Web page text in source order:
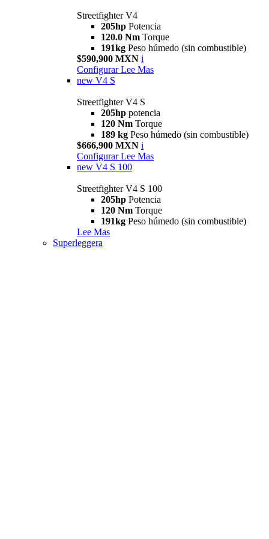
Streetfighter V4
205hp Potencia
120.0 Nm Torque
191kg Peso húmedo (sin combustible)
$590,900 MXN i
Configurar Lee Mas
new V4 S
Streetfighter V4 S
205hp potencia
120 Nm Torque
189 kg Peso húmedo (sin combustible)
$666,900 MXN i
Configurar Lee Mas
new V4 S 100
Streetfighter V4 S 100
205hp Potencia
120 Nm Torque
191kg Peso húmedo (sin combustible)
Lee Mas
Superleggera